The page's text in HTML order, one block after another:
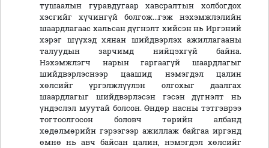
тушаалын гуравдугаар хавсралтын холбогдох
хэсгийг хүчингүй болгож...гэж нэхэмжлэлийн
шаардлагаас хальсан дүгнэлт хийсэн нь Иргэний
хэрэг шүүхэд хянан шийдвэрлэх ажиллагааны
талуудын зарчимд нийцэхгүй байна.
Нэхэмжлэгч нарын гаргаагүй шаардлагыг
шийдвэрлэснээр цаашид нэмэгдэл цалин
хөлсийг үргэлжлүүлэн олгохыг даалгах
шаардлагыг шийдвэрлэсэн гэсэн дүгнэлт нь
үндэслэл муутай болсон. Өндөр насны тэтгэврээ
тогтоолгосон боловч төрийн албанд
хөдөлмөрийн гэрээгээр ажиллаж байгаа иргэнд
өмнө нь авч байсан цалин, нэмэгдэл хөлсийг